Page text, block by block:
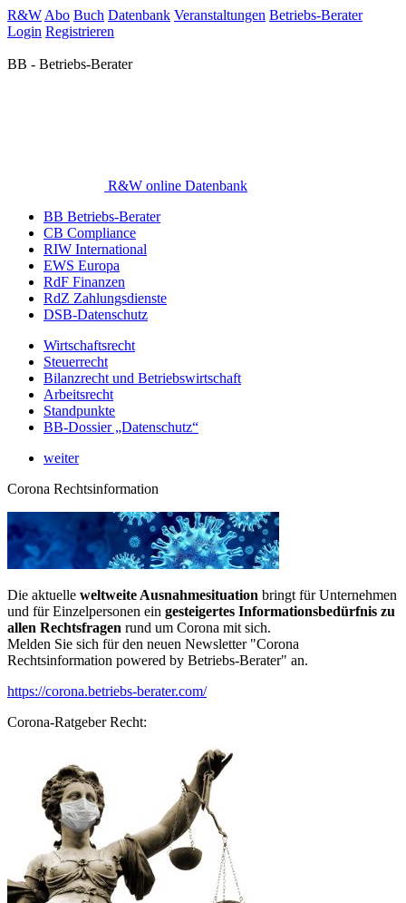
R&W Abo Buch Datenbank Veranstaltungen Betriebs-Berater
Login Registrieren
BB - Betriebs-Berater
R&W online Datenbank
BB Betriebs-Berater
CB Compliance
RIW International
EWS Europa
RdF Finanzen
RdZ Zahlungsdienste
DSB-Datenschutz
Wirtschaftsrecht
Steuerrecht
Bilanzrecht und Betriebswirtschaft
Arbeitsrecht
Standpunkte
BB-Dossier „Datenschutz“
weiter
Corona Rechtsinformation
Die aktuelle weltweite Ausnahmesituation bringt für Unternehmen
und für Einzelpersonen ein gesteigertes Informationsbedürfnis zu
allen Rechtsfragen rund um Corona mit sich.
Melden Sie sich für den neuen Newsletter "Corona
Rechtsinformation powered by Betriebs-Berater" an.
https://corona.betriebs-berater.com/
Corona-Ratgeber Recht: